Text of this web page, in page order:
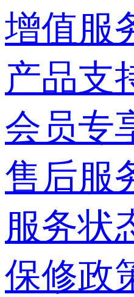
增值服
产品支
会员专
售后服
服务状
保修政